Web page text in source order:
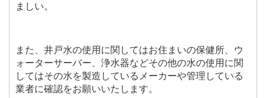
ましい。
また、井戸水の使用に関してはお住まいの保健所、ウ
ォーターサーバー、浄水器などその他の水の使用に関
してはその水を製造しているメーカーや管理している
業者に確認をお願いいたします。